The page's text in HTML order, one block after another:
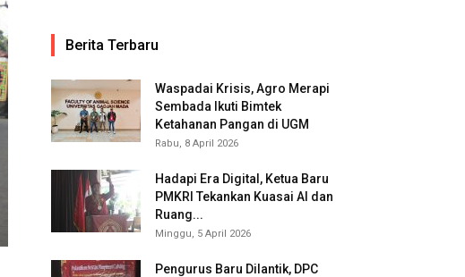
Berita Terbaru
Waspadai Krisis, Agro Merapi
Sembada Ikuti Bimtek
Ketahanan Pangan di UGM
Rabu, 8 April 2026
Hadapi Era Digital, Ketua Baru
PMKRI Tekankan Kuasai AI dan
Ruang...
Minggu, 5 April 2026
Pengurus Baru Dilantik, DPC